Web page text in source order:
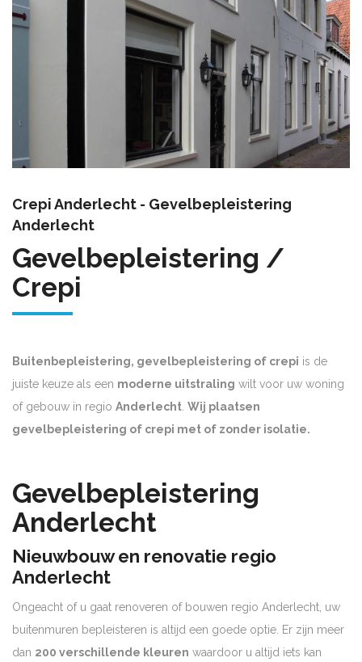
Crepi Anderlecht - Gevelbepleistering
Anderlecht
Gevelbepleistering /
Crepi
Buitenbepleistering, gevelbepleistering of crepi is de
juiste keuze als een moderne uitstraling wilt voor uw woning
of gebouw in regio Anderlecht. Wij plaatsen
gevelbepleistering of crepi met of zonder isolatie.
Gevelbepleistering
Anderlecht
Nieuwbouw en renovatie regio
Anderlecht
Ongeacht of u gaat renoveren of bouwen regio Anderlecht, uw
buitenmuren bepleisteren is altijd een goede optie. Er zijn meer
dan 200 verschillende kleuren waardoor u altijd iets kan